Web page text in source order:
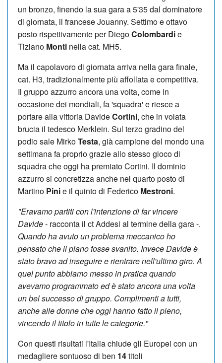
un bronzo, finendo la sua gara a 5'35 dal dominatore
di giornata, il francese Jouanny. Settimo e ottavo
posto rispettivamente per DiegoColombardie
Tiziano Monti nella cat. MH5.
Ma il capolavoro di giornata arriva nella gara finale,
cat. H3, tradizionalmente più affollata e competitiva.
Il gruppo azzurro ancora una volta, come in
occasione dei mondiali, fa 'squadra' e riesce a
portare alla vittoria DavideCortini, che in volata
brucia il tedesco Merklein. Sul terzo gradino del
podio sale MirkoTesta, già campione del mondo una
settimana fa proprio grazie allo stesso gioco di
squadra che oggi ha premiato Cortini. Il dominio
azzurro si concretizza anche nel quarto posto di
Martino Pinie il quinto di Federico Mestroni.
"Eravamo partiti con l'intenzione di far vincere
Davide- racconta il ct Addesi al termine della gara -.
Quando ha avuto un problema meccanico ho
pensato che il piano fosse svanito. Invece Davide è
stato bravo ad inseguire e rientrare nell'ultimo giro. A
quel punto abbiamo messo in pratica quando
avevamo programmato ed è stato ancora una volta
un bel successo di gruppo. Complimenti a tutti,
anche alle donne che oggi hanno fatto il pieno,
vincendo il titolo in tutte le categorie."
Con questi risultati l'Italia chiude gli Europei con un
medagliere sontuoso di ben 14titoli